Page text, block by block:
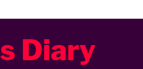
Diary